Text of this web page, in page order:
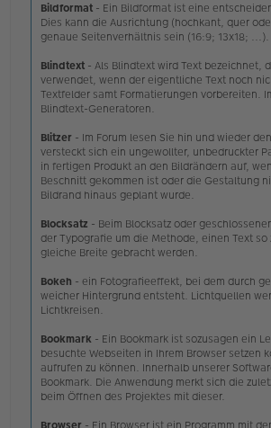
Bildformat - Ein Bildformat ist eine
Dies kann die Ausrichtung (hochkant, quer
genaue Seitenverhältnis sein (16:9; 13x18; ...).
Blindtext - Als Blindtext wird Text bezeichnet,
verwendet, wenn der eigentliche Text noch
Textfelder samt Formatierungen vorbereiten.
Blindtext-Generatoren.
Blitzer - Im Forum lesen Sie hin und wieder
versteckt sich ein ungewollter, unbedruckter
in fertigen Produkt an den Bildrändern auf,
Beschnitt gekommen ist oder die Gestaltung
Bildrand hinaus geplant wurde.
Blocksatz - Beim Blocksatz oder
der Typografie um die Methode, einen Text
gleiche Breite gebracht werden.
Bokeh - ein Fotografieeffekt, bei dem durch
weicher Hintergrund entsteht. Lichtquellen
Lichtkreisen.
Bookmark - Ein Bookmark ist sozusagen ein
besuchte Webseiten in Ihrem Browser setzen
aufrufen zu können. Innerhalb unserer
Bookmark. Die Anwendung merkt sich die
beim Öffnen des Projektes mit dieser.